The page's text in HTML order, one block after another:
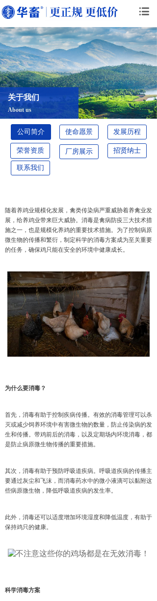
About us
关于我们
公司简介 发展历程
厂房展示
使命愿景
联系我们
招贤纳士
荣誉资质
随着养鸡业规模化发展，禽类传染病严重威胁着养禽业发
展，给养鸡业带来巨大威胁。消毒是禽病防疫三大技术措
施之一，也是规模化养鸡的重要技术措施。为了控制病原
微生物的传播和繁衍，制定科学的消毒方案成为至关重要
的任务，确保鸡只能在安全的环境中健康成长。
为什么要消毒？
首先，消毒有助于控制疾病传播。有效的消毒管理可以杀
灭或减少饲养环境中有害微生物的数量，防止传染病的发
生和传播。带鸡前后的消毒，以及定期场内环境消毒，都
是防止病原微生物传播的重要措施。
其次，消毒有助于预防呼吸道疾病。呼吸道疾病的传播主
要通过灰尘和飞沫，而消毒药水中的微小液滴可以黏附这
些病原微生物，降低呼吸道疾病的发生率。
此外，消毒还可以适度增加环境湿度和降低温度，有助于
保持鸡只的健康。
科学消毒方案